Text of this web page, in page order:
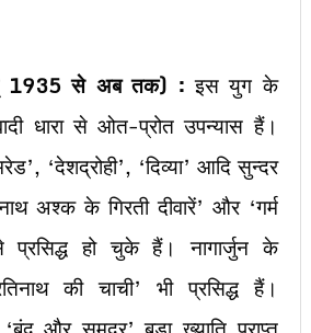
1935 से अब तक) : इस युग के
धारा से ओत-प्रोत उपन्यास हैं।
‘देशद्रोही’, ‘दिव्या’ आदि सुन्दर
अश्क के गिरती दीवारें’ और ‘गर्म
हो चुके हैं। नागार्जुन के
की चाची’ भी प्रसिद्ध हैं।